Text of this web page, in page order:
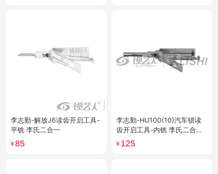
李志勤-解放J6读齿开启工具-
平铣 李氏二合一
¥85
李志勤-HU100(10)汽车锁读
齿开启工具-内铣 李氏二合一
10齿新款凯迪拉克
¥ 125